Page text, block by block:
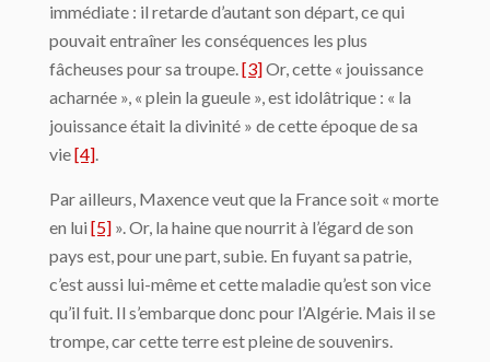
immédiate : il retarde d’autant son départ, ce qui
pouvait entraîner les conséquences les plus
fâcheuses pour sa troupe.[3]Or, cette « jouissance
acharnée », « plein la gueule », est idolâtrique : « la
jouissance était la divinité » de cette époque de sa
vie[4].
Par ailleurs, Maxence veut que la France soit « morte
en lui [5] ». Or, la haine que nourrit à l’égard de son
pays est, pour une part, subie. En fuyant sa patrie,
c’est aussi lui-même et cette maladie qu’est son vice
qu’il fuit. Il s’embarque donc pour l’Algérie. Mais il se
trompe, car cette terre est pleine de souvenirs.